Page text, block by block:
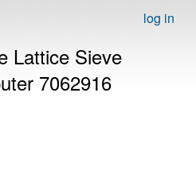
log in
Lattice Sieve
7062916